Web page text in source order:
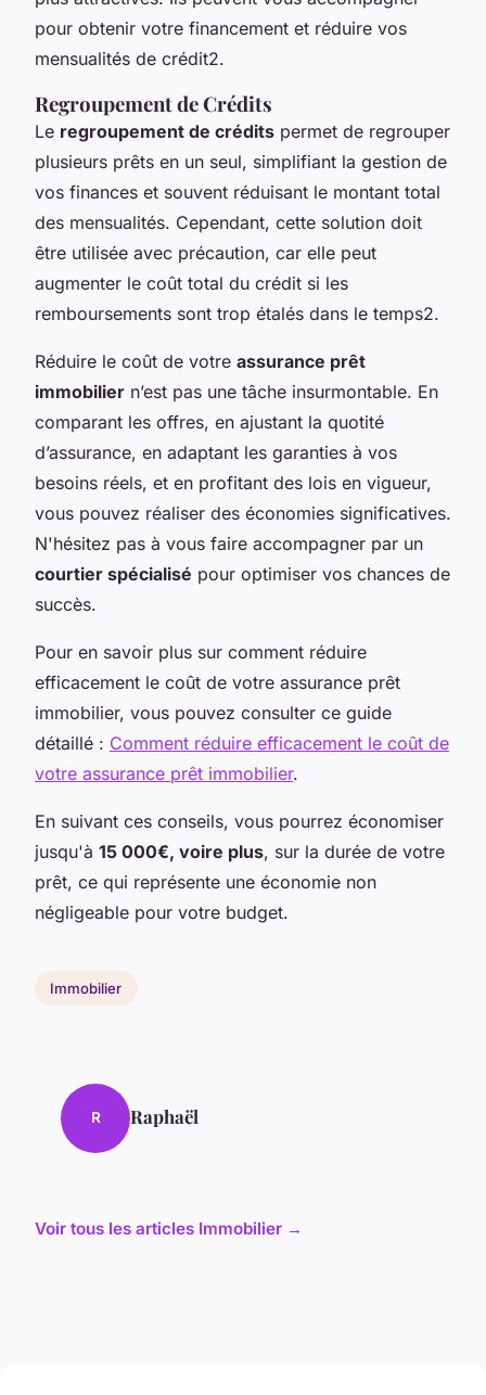
pour obtenir votre financement et réduire vos
mensualités de crédit2.
Regroupement de Crédits
Le regroupement de crédits permet de regrouper
plusieurs prêts en un seul, simplifiant la gestion de
vos finances et souvent réduisant le montant total
des mensualités. Cependant, cette solution doit
être utilisée avec précaution, car elle peut
augmenter le coût total du crédit si les
remboursements sont trop étalés dans le temps2.
Réduire le coût de votre assurance prêt
immobilier n’est pas une tâche insurmontable. En
comparant les offres, en ajustant la quotité
d’assurance, en adaptant les garanties à vos
besoins réels, et en profitant des lois en vigueur,
vous pouvez réaliser des économies significatives.
N'hésitez pas à vous faire accompagner par un
courtier spécialisé pour optimiser vos chances de
succès.
Pour en savoir plus sur comment réduire
efficacement le coût de votre assurance prêt
immobilier, vous pouvez consulter ce guide
détaillé : Comment réduire efficacement le coût de
votre assurance prêt immobilier.
En suivant ces conseils, vous pourrez économiser
jusqu'à 15 000€, voire plus, sur la durée de votre
prêt, ce qui représente une économie non
négligeable pour votre budget.
Immobilier
R Raphaël
Voir tous les articles Immobilier →